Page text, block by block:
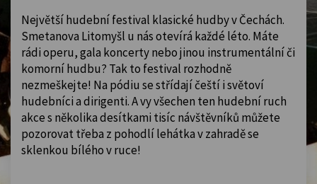
Největší hudební festival klasické hudby v Čechách.
Smetanova Litomyšl u nás otevírá každé léto. Máte
rádi operu, gala koncerty nebo jinou instrumentální či
komorní hudbu? Tak to festival rozhodně
nezmeškejte! Na pódiu se střídají čeští i světoví
hudebníci a dirigenti. A vy všechen ten hudební ruch
akce s několika desítkami tisíc návštěvníků můžete
pozorovat třeba z pohodlí lehátka v zahradě se
sklenkou bílého v ruce!